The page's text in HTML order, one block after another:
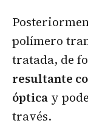
polímero
tratada, de
resultante
óptica y
través.